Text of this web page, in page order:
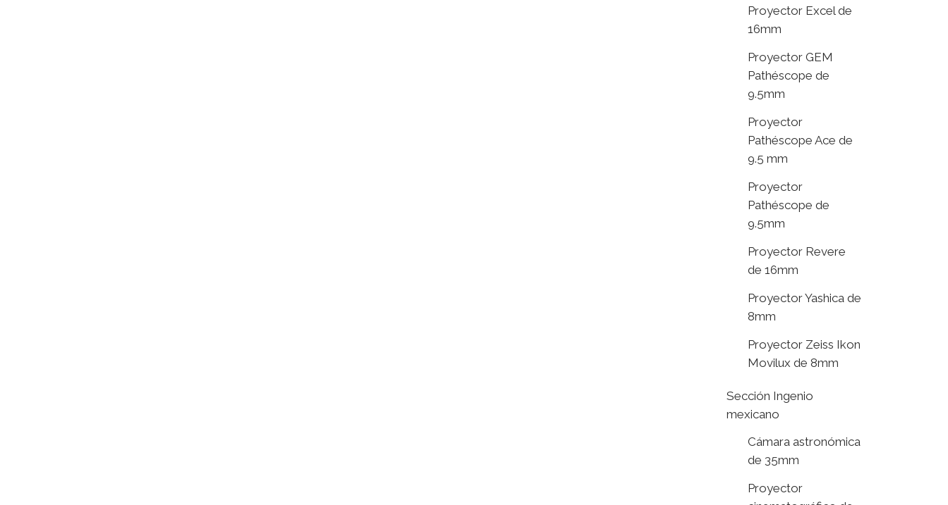
Proyector Excel de
16mm
Proyector GEM
Pathéscope de
9.5mm
Proyector
Pathéscope Ace de
9.5 mm
Proyector
Pathéscope de
9.5mm
Proyector Revere
de 16mm
Proyector Yashica de
8mm
Proyector Zeiss Ikon
Movilux de 8mm
Sección Ingenio
mexicano
Cámara astronómica
de 35mm
Proyector